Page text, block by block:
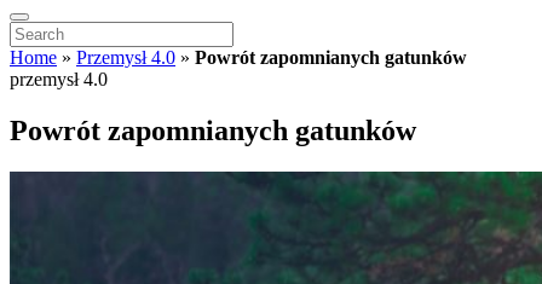
Home » Przemysł 4.0 » Powrót zapomnianych gatunków
przemysł 4.0
Powrót zapomnianych gatunków